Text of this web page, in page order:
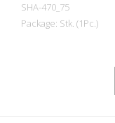
SHA-470_75
Package: Stk. (1Pc.)